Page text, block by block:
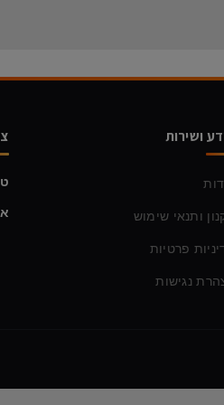
ושירות
ותנאי שימוש
פרטיות
נגישות